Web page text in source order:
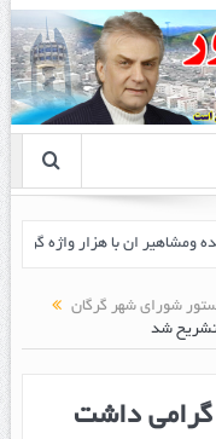
تشریح شد
گرامی داشت